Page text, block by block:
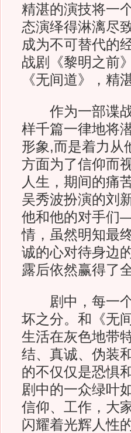
精湛的演技将一
态演绎得淋漓尽
成为不可替代的
战剧《黎明之前
《无间道》，精
作为一部谍战
样千篇一律地将
形象,而是着力从
方面为了信仰而
人生，期间的痛
吴秀波扮演的刘
他和他的对手们
情，虽然明知最
诚的心对待身边
露后依然赢得了
剧中，每一个
坏之分。和《无
生活在灰色地带
结、真诚、伪装
的不仅仅是恐惧
剧中的一众绿叶
信仰、工作，大
闪耀着光辉人性